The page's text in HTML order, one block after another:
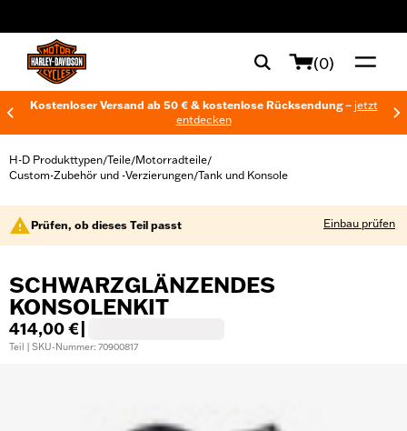
(0)
Kostenloser Versand ab 50 € & kostenlose Rücksendung – jetzt
entdecken
H-D Produkttypen/Teile/Motorradteile/
Custom-Zubehör und -Verzierungen/Tank und Konsole
Prüfen, ob dieses Teil passt Einbau prüfen
SCHWARZGLÄNZENDES
KONSOLENKIT
414,00 €
Teil | SKU-Nummer: 70900817